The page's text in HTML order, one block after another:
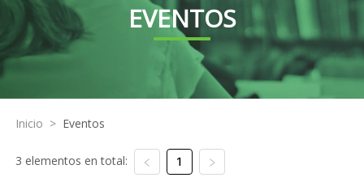
EVENTOS
Inicio > Eventos
3 elementos en total: 1